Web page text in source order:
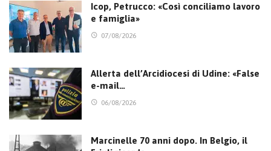
Icop, Petrucco: «Così conciliamo lavoro
e famiglia»
07/08/2026
Allerta dell’Arcidiocesi di Udine: «False
e-mail…
06/08/2026
Marcinelle 70 anni dopo. In Belgio, il